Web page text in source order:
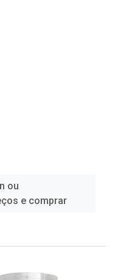
ou
e comprar